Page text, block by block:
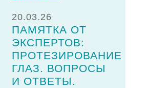
20.03.26
ПАМЯТКА ОТ
ЭКСПЕРТОВ:
ПРОТЕЗИРОВАНИЕ
ГЛАЗ. ВОПРОСЫ
И ОТВЕТЫ.